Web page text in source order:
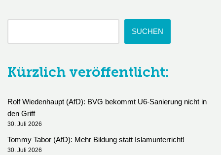
SUCHEN
Kürzlich veröffentlicht:
Rolf Wiedenhaupt (AfD): BVG bekommt U6-Sanierung nicht in
den Griff
30. Juli 2026
Tommy Tabor (AfD): Mehr Bildung statt Islamunterricht!
30. Juli 2026